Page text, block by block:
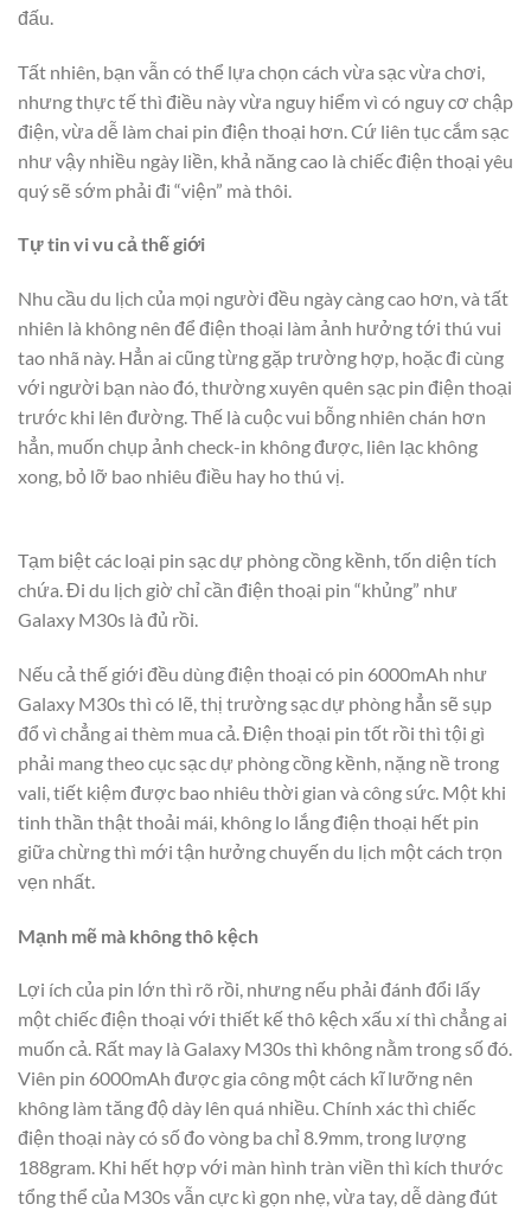
đấu.
Tất nhiên, bạn vẫn có thể lựa chọn cách vừa sạc vừa chơi,
nhưng thực tế thì điều này vừa nguy hiểm vì có nguy cơ chập
điện, vừa dễ làm chai pin điện thoại hơn. Cứ liên tục cắm sạc
như vậy nhiều ngày liền, khả năng cao là chiếc điện thoại yêu
quý sẽ sớm phải đi “viện” mà thôi.
Tự tin vi vu cả thế giới
Nhu cầu du lịch của mọi người đều ngày càng cao hơn, và tất
nhiên là không nên để điện thoại làm ảnh hưởng tới thú vui
tao nhã này. Hẳn ai cũng từng gặp trường hợp, hoặc đi cùng
với người bạn nào đó, thường xuyên quên sạc pin điện thoại
trước khi lên đường. Thế là cuộc vui bỗng nhiên chán hơn
hẳn, muốn chụp ảnh check-in không được, liên lạc không
xong, bỏ lỡ bao nhiêu điều hay ho thú vị.
Tạm biệt các loại pin sạc dự phòng cồng kềnh, tốn diện tích
chứa. Đi du lịch giờ chỉ cần điện thoại pin “khủng” như
Galaxy M30s là đủ rồi.
Nếu cả thế giới đều dùng điện thoại có pin 6000mAh như
Galaxy M30s thì có lẽ, thị trường sạc dự phòng hẳn sẽ sụp
đổ vì chẳng ai thèm mua cả. Điện thoại pin tốt rồi thì tội gì
phải mang theo cục sạc dự phòng cồng kềnh, nặng nề trong
vali, tiết kiệm được bao nhiêu thời gian và công sức. Một khi
tinh thần thật thoải mái, không lo lắng điện thoại hết pin
giữa chừng thì mới tận hưởng chuyến du lịch một cách trọn
vẹn nhất.
Mạnh mẽ mà không thô kệch
Lợi ích của pin lớn thì rõ rồi, nhưng nếu phải đánh đổi lấy
một chiếc điện thoại với thiết kế thô kệch xấu xí thì chẳng ai
muốn cả. Rất may là Galaxy M30s thì không nằm trong số đó.
Viên pin 6000mAh được gia công một cách kĩ lưỡng nên
không làm tăng độ dày lên quá nhiều. Chính xác thì chiếc
điện thoại này có số đo vòng ba chỉ 8.9mm, trong lượng
188gram. Khi hết hợp với màn hình tràn viền thì kích thước
tổng thể của M30s vẫn cực kì gọn nhẹ, vừa tay, dễ dàng đút